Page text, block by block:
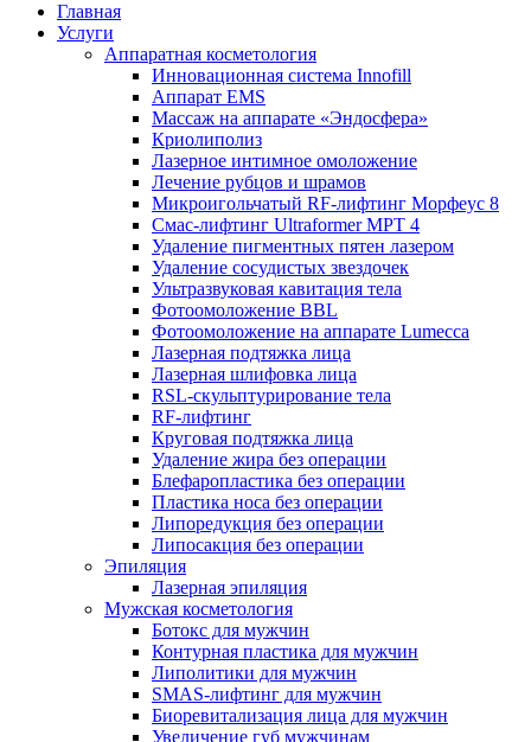
Главная
Услуги
Аппаратная косметология
Инновационная система Innofill
Аппарат EMS
Массаж на аппарате «Эндосфера»
Криолиполиз
Лазерное интимное омоложение
Лечение рубцов и шрамов
Микроигольчатый RF-лифтинг Морфеус 8
Смас-лифтинг Ultraformer MPT 4
Удаление пигментных пятен лазером
Удаление сосудистых звездочек
Ультразвуковая кавитация тела
Фотоомоложение BBL
Фотоомоложение на аппарате Lumecca
Лазерная подтяжка лица
Лазерная шлифовка лица
RSL-скульптурирование тела
RF-лифтинг
Круговая подтяжка лица
Удаление жира без операции
Блефаропластика без операции
Пластика носа без операции
Липоредукция без операции
Липосакция без операции
Эпиляция
Лазерная эпиляция
Мужская косметология
Ботокс для мужчин
Контурная пластика для мужчин
Липолитики для мужчин
SMAS-лифтинг для мужчин
Биоревитализация лица для мужчин
Увеличение губ мужчинам